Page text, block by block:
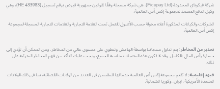
شركة فيكوباي المحدودة (Ficupay Ltd)، هي شركة مسجلة وفقًا لقوانين جمهورية قبرص برقم تسجيل (HE 433983)، وهي
وكيل الدفع المعتمد لمجموعة إكس أس العالمية.
الشركات والكيانات المذكورة أعلاه مخولة حسب الأصول للعمل تحت العلامة التجارية والعلامات التجارية المسجلة لمجموعة
إكس أس العالمية.
تحذير من المخاطر:يتم تداول منتجاتنا بواسطة الهامش وتنطوي على مستوى عالي من المخاطر، ومن الممكن أن تؤدي إلى
خسارة رأس المال بالكامل. وقد لا تكون هذه المنتجات مناسبة للجميع، ويجب عليك التأكد من فهم المخاطر المترتبة على
ذلك.
قيود إقليمية:لا تقدم مجموعة إكس أس العالمية خدماتها للمقيمين في العديد من الولايات القضائية، بما في ذلك الولايات
المتحدة الأمريكية، ايران، وكوريا الشمالية.